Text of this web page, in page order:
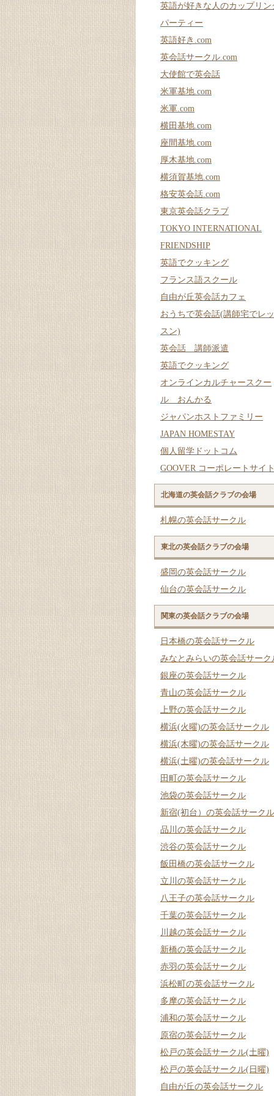
英語が好きな人のカップリン
パーティー
英語好き.com
英会話サークル.com
大使館で英会話
米軍基地.com
米軍.com
横田基地.com
座間基地.com
厚木基地.com
横須賀基地.com
格安英会話.com
東京英会話クラブ
TOKYO INTERNATIONAL
FRIENDSHIP
英語でクッキング
フランス語スクール
自由が丘英会話カフェ
おうちで英会話(講師宅でレッ
スン)
英会話 講師派遣
英語でクッキング
オンラインカルチャースクー
ル おんかる
ジャパンホストファミリー
JAPAN HOMESTAY
個人留学ドットコム
GOOVER コーポレートサイ
北海道の英会話クラブの会場
札幌の英会話サークル
東北の英会話クラブの会場
盛岡の英会話サークル
仙台の英会話サークル
関東の英会話クラブの会場
日本橋の英会話サークル
みなとみらいの英会話サーク
銀座の英会話サークル
青山の英会話サークル
上野の英会話サークル
横浜(火曜)の英会話サークル
横浜(木曜)の英会話サークル
横浜(土曜)の英会話サークル
田町の英会話サークル
池袋の英会話サークル
新宿(初台）の英会話サークル
品川の英会話サークル
渋谷の英会話サークル
飯田橋の英会話サークル
立川の英会話サークル
八王子の英会話サークル
千葉の英会話サークル
川越の英会話サークル
新橋の英会話サークル
赤羽の英会話サークル
浜松町の英会話サークル
多摩の英会話サークル
浦和の英会話サークル
原宿の英会話サークル
松戸の英会話サークル(土曜)
松戸の英会話サークル(日曜)
自由が丘の英会話サークル